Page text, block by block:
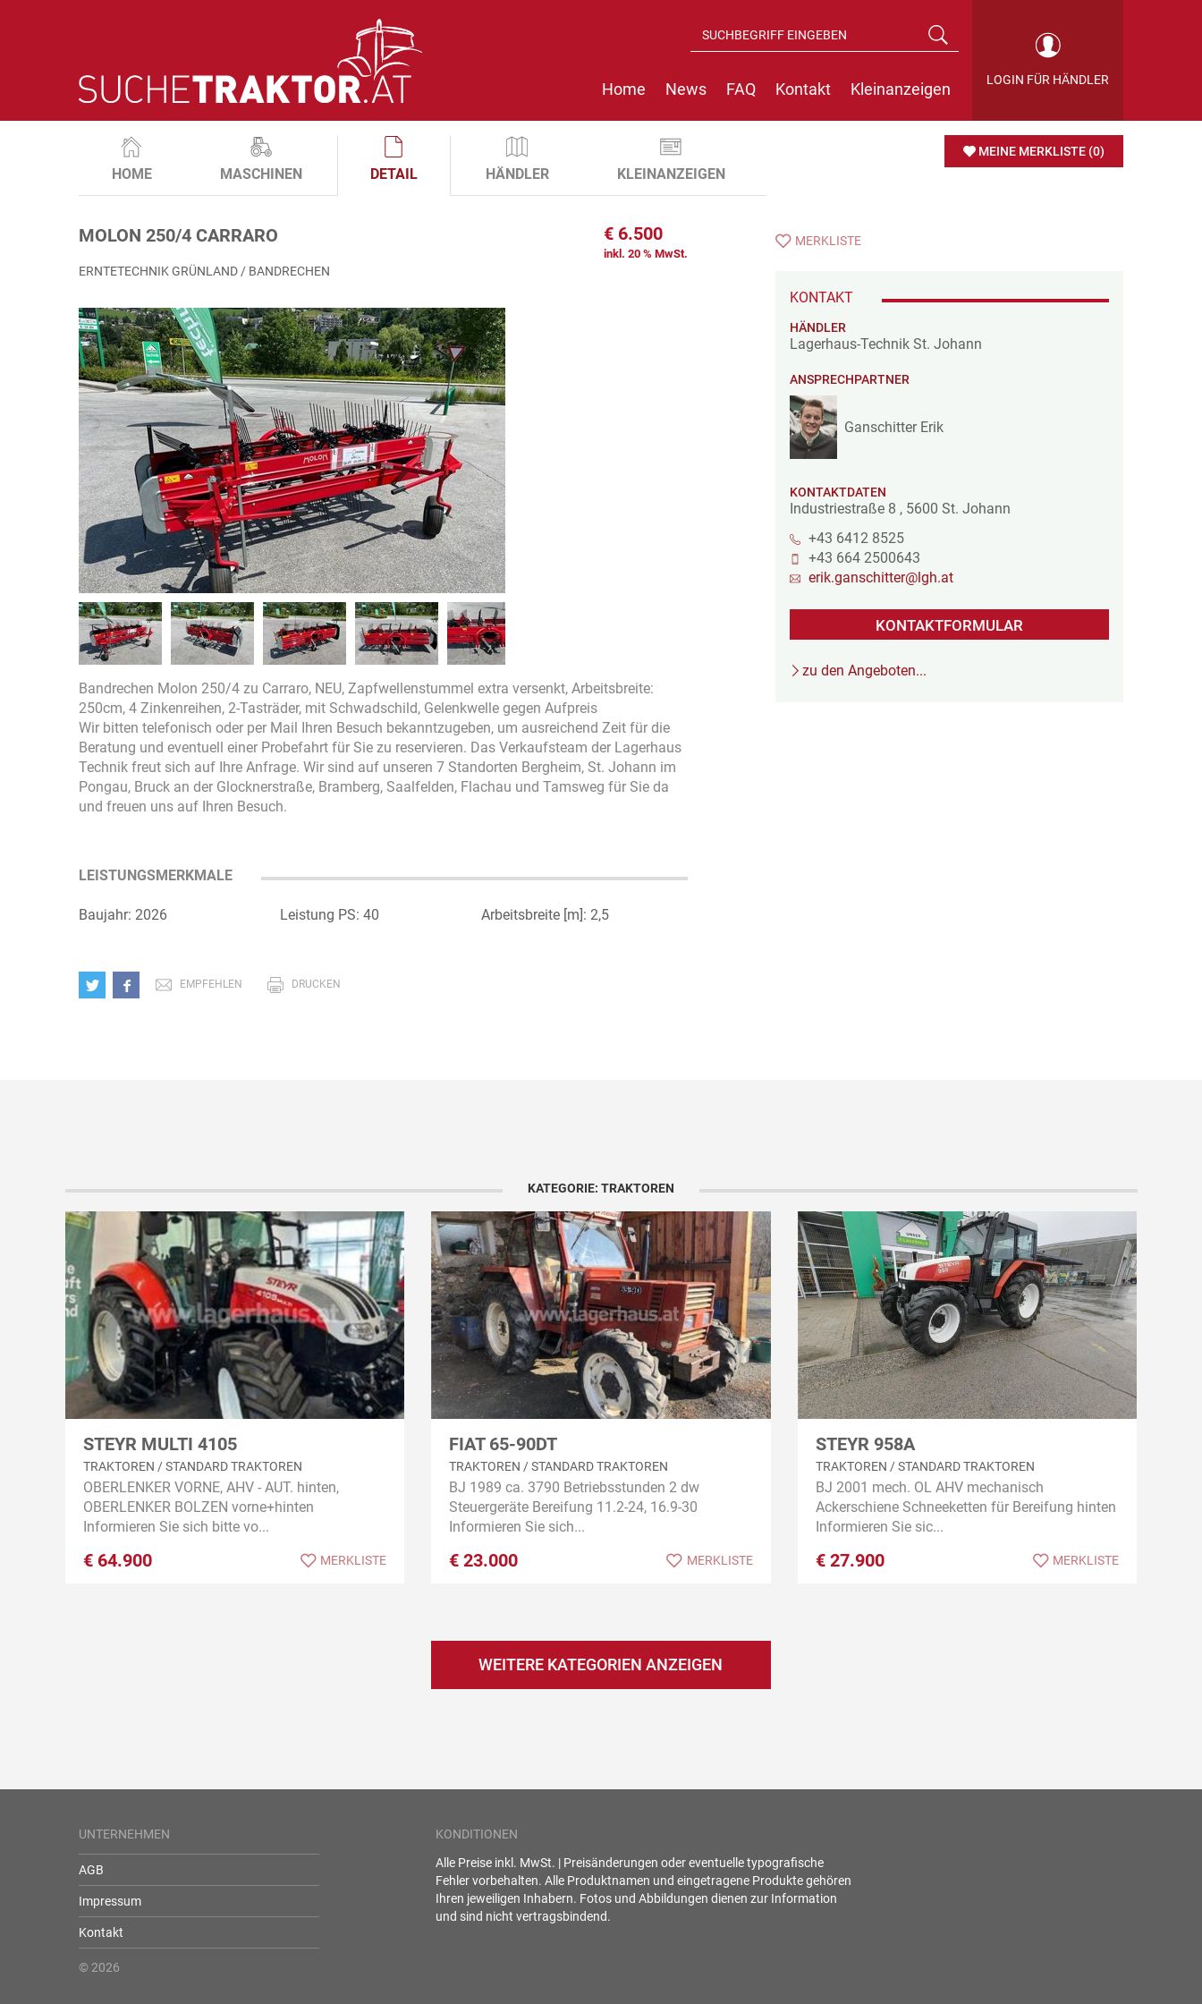
LOGIN FÜR HÄNDLER
Home News FAQ Kontakt Kleinanzeigen
MEINE MERKLISTE (0)
HOME MASCHINEN DETAIL HÄNDLER KLEINANZEIGEN
MOLON 250/4 CARRARO € 6.500
inkl. 20 % MwSt.
ERNTETECHNIK GRÜNLAND / BANDRECHEN
Bandrechen Molon 250/4 zu Carraro, NEU, Zapfwellenstummel extra versenkt, Arbeitsbreite:
250cm, 4 Zinkenreihen, 2-Tasträder, mit Schwadschild, Gelenkwelle gegen Aufpreis
Wir bitten telefonisch oder per Mail Ihren Besuch bekanntzugeben, um ausreichend Zeit für die
Beratung und eventuell einer Probefahrt für Sie zu reservieren. Das Verkaufsteam der Lagerhaus
Technik freut sich auf Ihre Anfrage. Wir sind auf unseren 7 Standorten Bergheim, St. Johann im
Pongau, Bruck an der Glocknerstraße, Bramberg, Saalfelden, Flachau und Tamsweg für Sie da
und freuen uns auf Ihren Besuch.
LEISTUNGSMERKMALE
Baujahr: 2026 Leistung PS: 40 Arbeitsbreite [m]: 2,5
EMPFEHLEN DRUCKEN
MERKLISTE
KONTAKT
HÄNDLER
Lagerhaus-Technik St. Johann
ANSPRECHPARTNER
Ganschitter Erik
KONTAKTDATEN
Industriestraße 8 , 5600 St. Johann
+43 6412 8525
+43 664 2500643
erik.ganschitter@lgh.at
KONTAKTFORMULAR
zu den Angeboten...
KATEGORIE: TRAKTOREN
STEYR MULTI 4105
TRAKTOREN / STANDARD TRAKTOREN
OBERLENKER VORNE, AHV - AUT. hinten,
OBERLENKER BOLZEN vorne+hinten
Informieren Sie sich bitte vo...
€ 64.900 MERKLISTE
FIAT 65-90DT
TRAKTOREN / STANDARD TRAKTOREN
BJ 1989 ca. 3790 Betriebsstunden 2 dw
Steuergeräte Bereifung 11.2-24, 16.9-30
Informieren Sie sich...
€ 23.000 MERKLISTE
STEYR 958A
TRAKTOREN / STANDARD TRAKTOREN
BJ 2001 mech. OL AHV mechanisch
Ackerschiene Schneeketten für Bereifung hinten
Informieren Sie sic...
€ 27.900 MERKLISTE
WEITERE KATEGORIEN ANZEIGEN
UNTERNEHMEN
AGB
Impressum
Kontakt
© 2026
KONDITIONEN
Alle Preise inkl. MwSt. | Preisänderungen oder eventuelle typografische
Fehler vorbehalten. Alle Produktnamen und eingetragene Produkte gehören
Ihren jeweiligen Inhabern. Fotos und Abbildungen dienen zur Information
und sind nicht vertragsbindend.